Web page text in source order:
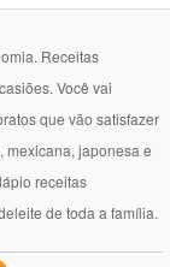
Receitas
Você vai
que vão satisfazer
mexicana, japonesa e
receitas
de toda a família.